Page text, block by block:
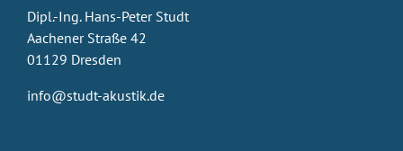
Dipl.-Ing. Hans-Peter Studt
Aachener Straße 42
01129 Dresden
info@studt-akustik.de